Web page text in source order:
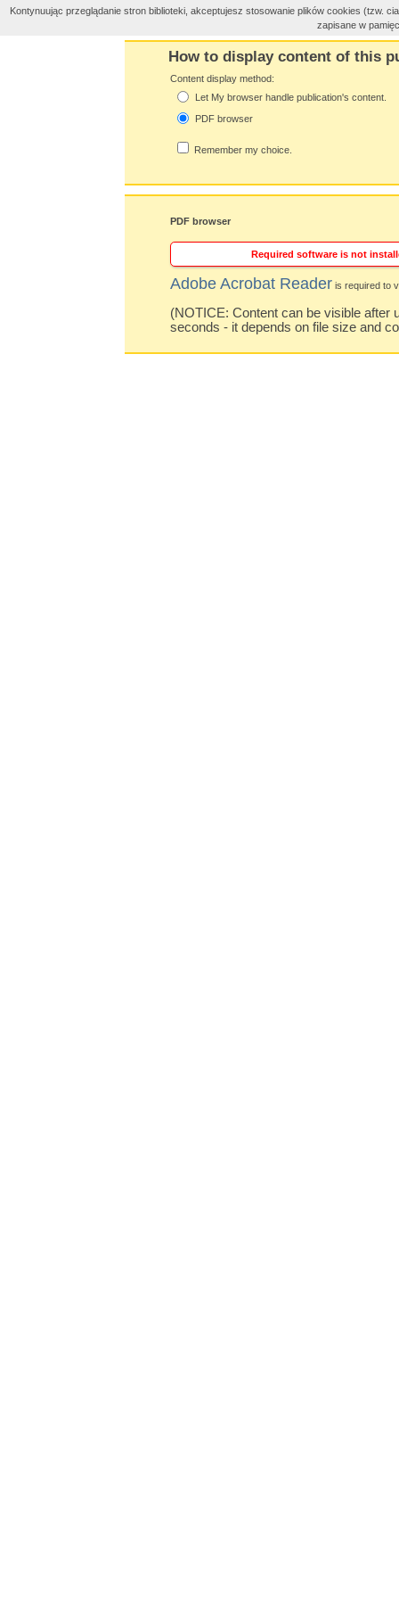
How to display content of this
Content display method:
Let My browser handle publication's content.
PDF browser
Remember my choice.
PDF browser
Required software is not
Adobe Acrobat Reader is required to
(NOTICE: Content can be visible after
seconds - it depends on file size and
Kontynuując przeglądanie stron biblioteki, akceptujesz stosowanie plików cookies
zapisane w